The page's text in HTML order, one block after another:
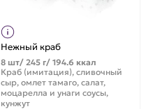
Нежный краб
8 шт/ 245 г/ 194.6 ккал
Краб (имитация), сливочный
сыр, омлет тамаго, салат,
моцарелла и унаги соусы,
кунжут